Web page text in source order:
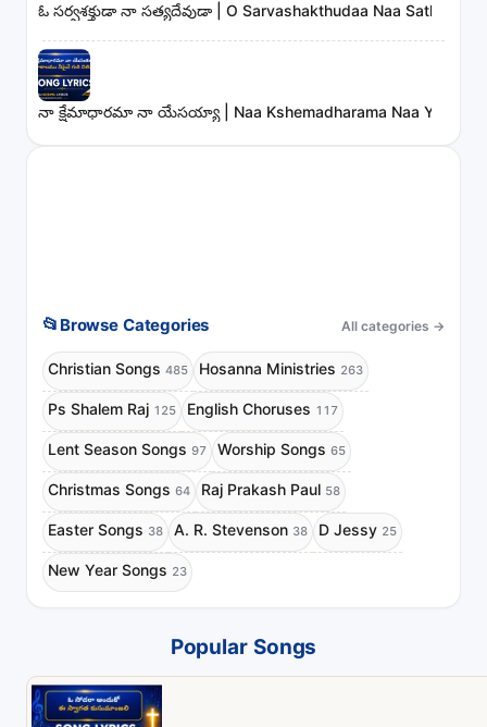
ఓ సర్వశక్తుడా నా సత్యదేవుడా | O Sarvashakthudaa Naa
నా క్షేమాధారమా నా యేసయ్యా | Naa Kshemadharama Naa Yesayya
📂 Browse Categories All categories →
Christian Songs 485 Hosanna Ministries 263
Ps Shalem Raj 125 English Choruses 117
Lent Season Songs 97 Worship Songs 65
Christmas Songs 64 Raj Prakash Paul 58
Easter Songs 38 A. R. Stevenson 38 D Jessy 25
New Year Songs 23
Popular Songs